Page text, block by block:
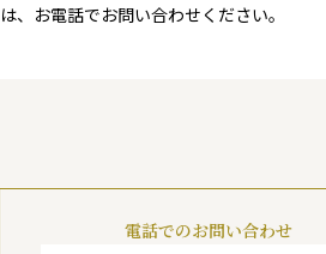
、お電話でお問い合わせください。
電話でのお問い合わせ